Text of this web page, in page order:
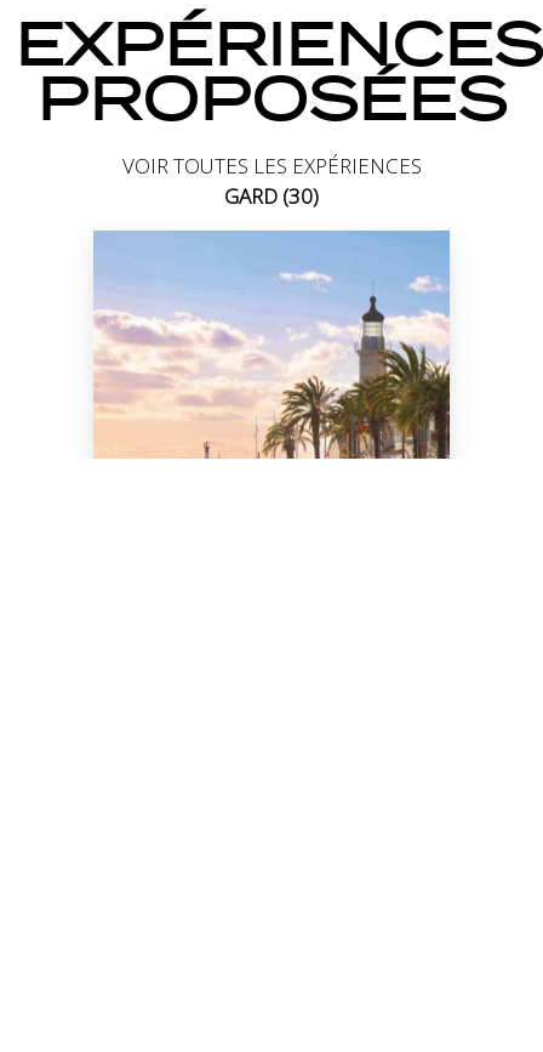
EXPÉRIENCES
PROPOSÉES
VOIR TOUTES LES EXPÉRIENCES
GARD (30)